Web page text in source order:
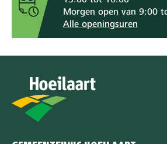
Morgen open van 9:00
Alle openingsuren